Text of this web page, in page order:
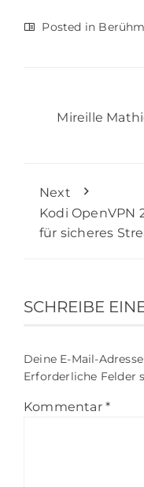
Posted in
Mireille
Next
Kodi OpenVPN
für sicheres
SCHREIBE
Deine E-Mail-
Erforderliche Felder
Kommentar *